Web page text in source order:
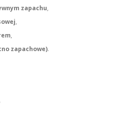
zapachu,
,
,
zapachowe).